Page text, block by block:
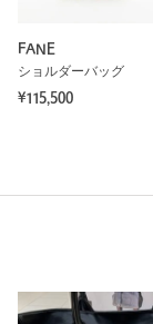
FANE
ショルダーバッグ
¥115,500